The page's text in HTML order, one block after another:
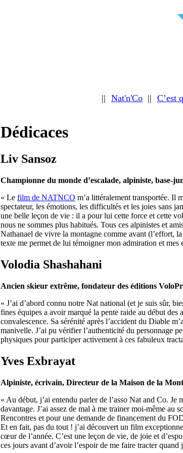
|| Nat'n'Co || C’est
Dédicaces
Liv Sansoz
Championne du monde d’escalade, alpiniste, base-
« Le film de NATNCO m’a littéralement transportée. Il
spectateur, les émotions, les difficultés et les joies sans
une belle leçon de vie : il a pour lui cette force et cette
nous ne sommes plus habitués. Tous ces alpinistes et
Nathanael de vivre la montagne comme avant (l’effort,
texte me permet de lui témoigner mon admiration et mes
Volodia Shashahani
Ancien skieur extrême, fondateur des éditions
« J’ai d’abord connu notre Nat national (et je suis sûr,
fines équipes a avoir marqué la pente raide au début
convalescence. Sa sérénité après l’accident du Diable
manivelle. J’ai pu vérifier l’authenticité du personnage
physiques pour participer activement à ces fabuleux
Yves Exbrayat
Alpiniste, écrivain, Directeur de la Maison de la
« Au début, j’ai entendu parler de l’asso Nat and Co. Je
davantage. J’ai assez de mal à me trainer moi-même
Rencontres et pour une demande de financement du
Et en fait, pas du tout ! j’ai découvert un film
cœur de l’année. C’est une leçon de vie, de joie et
ces jours avant d’avoir l’espoir de me faire tracter quand